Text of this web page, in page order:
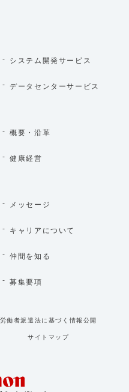
システム開発サービス
データセンターサービス
概要・沿革
健康経営
メッセージ
キャリアについて
仲間を知る
募集要項
労働者派遣法に基づく情報公開
サイトマップ